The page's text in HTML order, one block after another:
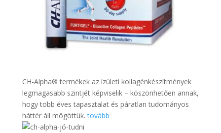
CH-Alpha® termékek az ízületi kollagénkészítmények
legmagasabb szintjét képviselik – köszönhetően annak,
hogy több éves tapasztalat és páratlan tudományos
háttér áll mögöttük.tovább